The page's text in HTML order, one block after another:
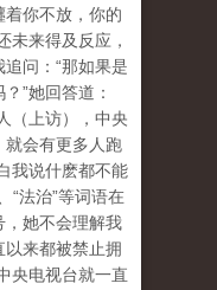
你不放，你的
未来得及反应，
问：“那如果是
”她回答道：
（上访），中央
就会有更多人跑
我说什麽都不能
“法治”等词语在
，她不会理解我
以来都被禁止拥
央电视台就一直